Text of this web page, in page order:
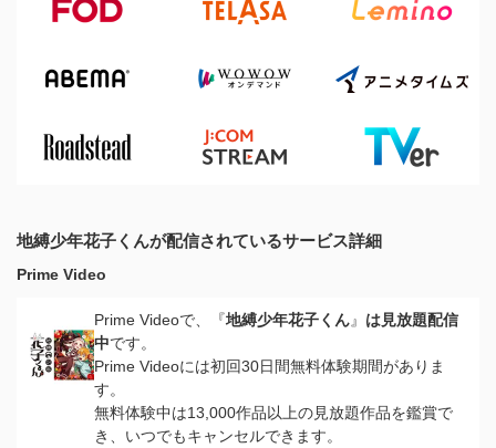
地縛少年花子くんが配信されているサービス詳細
Prime Video
Prime Videoで、『地縛少年花子くん』 は見放題配信
中です。
Prime Videoには初回30日間無料体験期間がありま
す。
無料体験中は13,000作品以上の見放題作品を鑑賞で
き、いつでもキャンセルできます。